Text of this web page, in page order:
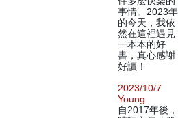
事情。2023年
的今天，我依
然在這裡遇見
一本本的好
書，真心感謝
好讀！
2023/10/7
Young
自2017年後，